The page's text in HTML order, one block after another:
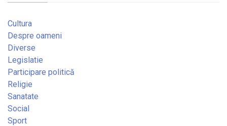
Cultura
Despre oameni
Diverse
Legislatie
Participare politică
Religie
Sanatate
Social
Sport